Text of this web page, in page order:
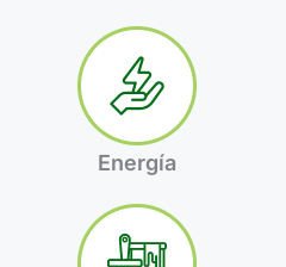
Energía